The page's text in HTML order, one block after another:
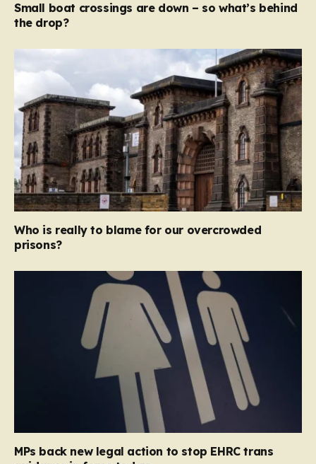
Small boat crossings are down – so what’s behind
the drop?
Who is really to blame for our overcrowded
prisons?
MPs back new legal action to stop EHRC trans